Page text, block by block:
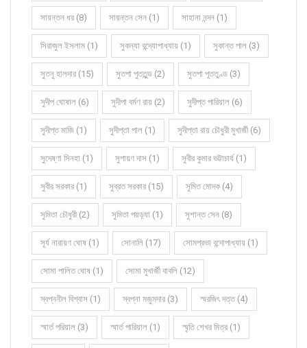
সায়ন্তন ধর (8) সায়ন্তন সেন (1) সাহানা নন্দন (1)
সিরাজুল ইসলাম (1) সুকন্যা বন্দ্যোপাধ্যায় (1) সুকান্ত পাল (3)
সুতনু হালদার (15) সুতপা পুততুন্ড (2) সুতপা পূততুণ্ড (3)
সুদীপ ঘোষাল (6) সুদীপা বর্মণ রায় (2) সুদীপ্ত পারিয়াল (6)
সুদীপ্ত মাজি (1) সুদীপ্তা পাল (1) সুদীপ্তা রায় চৌধুরী মুখার্জী (6)
সুদেষ্ণা সিনহা (1) সুপায়ণ দাস (1) সুবীর কুমার ভট্টাচার্য (1)
সুবীর সরকার (1) সুব্রত সরকার (15) সুমিত মোদক (4)
সুমিতা চৌধুরী (2) সুমিতা পয়ড়্যা (1) সুশান্ত সেন (8)
সূর্য নারায়ণ ঘোষ (1) সোনালি (17) সোমপ্রভা বন্দোপাধ্যায় (1)
সোমা পালিত ঘোষ (1) সোমা মুখার্জী বাবলি (12)
স্বপ্ননীল বিশ্বাস (1) স্বপ্না মজুমদার (3) স্মরজিৎ দত্ত (4)
স্মার্ত পরিয়াল (3) স্মার্ত পারিয়াল (1) স্মৃতি শেখর মিত্র (1)